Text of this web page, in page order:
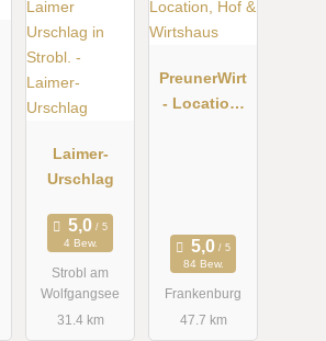
Laimer-
Urschlag
4 Bew.
Strobl am
Wolfgangsee
31.4 km
PreunerWirt
- Location,
84 Bew.
Frankenburg
47.7 km